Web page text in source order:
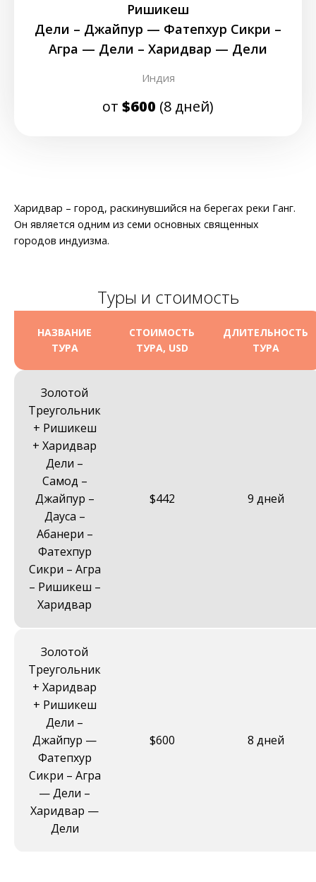
Ришикеш
Дели – Джайпур — Фатепхур Сикри –
Агра — Дели – Харидвар — Дели
Индия
от $600 (8 дней)
Харидвар – город, раскинувшийся на берегах реки Ганг.
Он является одним из семи основных священных
городов индуизма.
Туры и стоимость
НАЗВАНИЕ
ТУРА
СТОИМОСТЬ
ТУРА, USD
ДЛИТЕЛЬНОСТЬ
ТУРА
Золотой
Треугольник
+ Ришикеш
+ Харидвар
Дели –
Самод –
Джайпур –
Дауса –
Абанери –
Фатехпур
Сикри – Агра
– Ришикеш –
Харидвар
$442 9 дней
Золотой
Треугольник
+ Харидвар
+ Ришикеш
Дели –
Джайпур —
Фатепхур
Сикри – Агра
— Дели –
Харидвар —
Дели
$600 8 дней